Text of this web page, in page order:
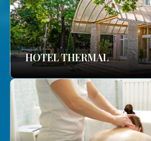
HOTEL THERMAL